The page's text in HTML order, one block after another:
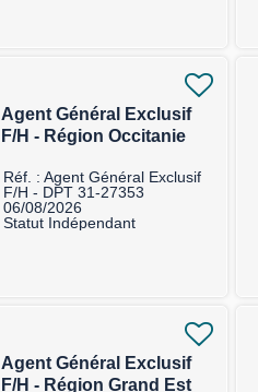
Agent Général Exclusif
F/H - Région Occitanie
Réf. : Agent Général Exclusif
F/H - DPT 31-27353
06/08/2026
Statut Indépendant
Agent Général Exclusif
F/H - Région Grand Est